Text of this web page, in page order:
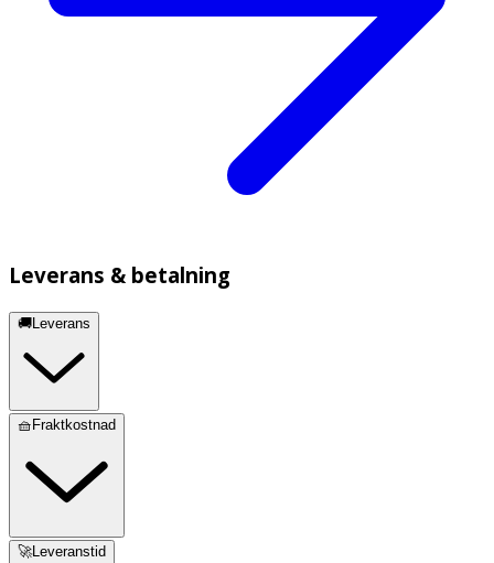
Leverans & betalning
🚚Leverans
🧺Fraktkostnad
🚀Leveranstid